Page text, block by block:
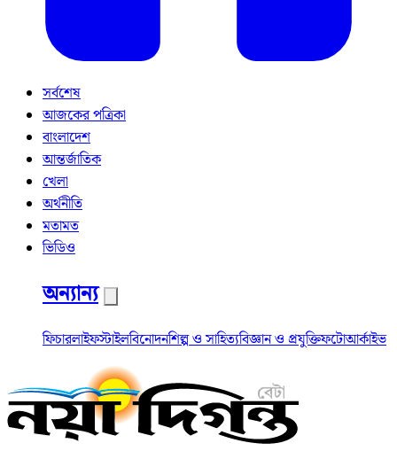
সর্বশেষ
আজকের পত্রিকা
বাংলাদেশ
আন্তর্জাতিক
খেলা
অর্থনীতি
মতামত
ভিডিও
অন্যান্য
ফিচারলাইফস্টাইলবিনোদনশিল্প ও সাহিত্যবিজ্ঞান ও প্রযুক্তিফটোআর্কাইভ